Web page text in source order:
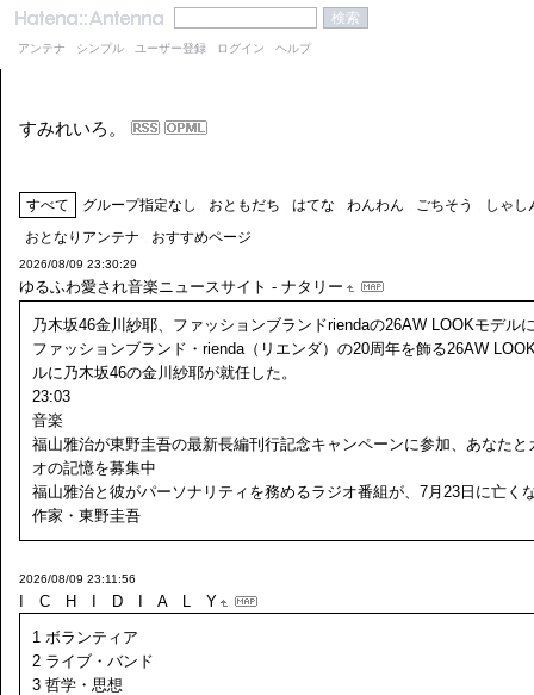
アンテナ シンプル ユーザー登録 ログイン ヘルプ
すみれいろ。
すべて グループ指定なし おともだち はてな わんわん ごちそう
しゃし
おとなりアンテナ
おすすめページ
2026/08/09 23:30:29
ゆるふわ愛され音楽ニュースサイト - ナタリー
乃木坂46金川紗耶、ファッションブランドriendaの26AW LOOKモデル
ファッションブランド・rienda（リエンダ）の20周年を飾る26AW
ルに乃木坂46の金川紗耶が就任した。
23:03
音楽
福山雅治が東野圭吾の最新長編刊行記念キャンペーンに参加、あなたと
オの記憶を募集中
福山雅治と彼がパーソナリティを務めるラジオ番組が、7月23日に亡く
作家・東野圭吾
2026/08/09 23:11:56
I C H I D I A L Y
1 ボランティア
2 ライブ・バンド
3 哲学・思想